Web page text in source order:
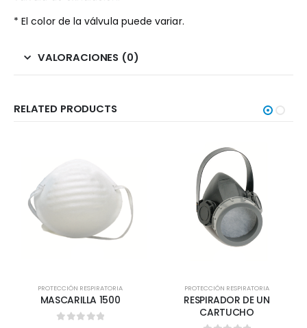
* El color de la válvula puede variar.
VALORACIONES (0)
RELATED PRODUCTS
PROTECCIÓN RESPIRATORIA
MASCARILLA 1500
PROTECCIÓN RESPIRATORIA
RESPIRADOR DE UN
CARTUCHO